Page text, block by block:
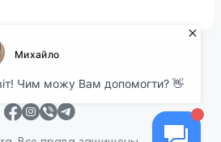
файлов cookie